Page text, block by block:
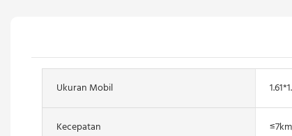
Ukuran Mobil
Kecepatan